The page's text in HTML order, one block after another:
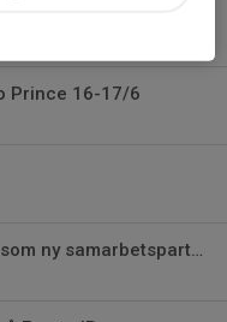
Prince 16-17/6
Vi välkomnar Triumf Glass som ny samarbetspartner